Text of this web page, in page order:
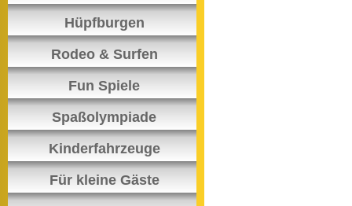
Hüpfburgen
Rodeo & Surfen
Fun Spiele
Spaßolympiade
Kinderfahrzeuge
Für kleine Gäste